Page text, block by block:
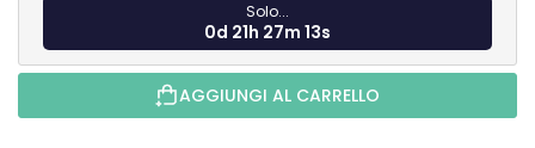
Solo...
0d 21h 27m 12s
AGGIUNGI AL CARRELLO